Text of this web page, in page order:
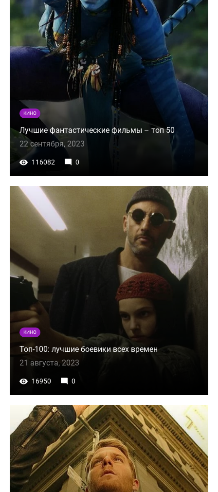
КИНО
Лучшие фантастические фильмы – топ 50
22 сентября, 2023
116082 0
КИНО
Топ-100: лучшие боевики всех времен
21 августа, 2023
16950 0